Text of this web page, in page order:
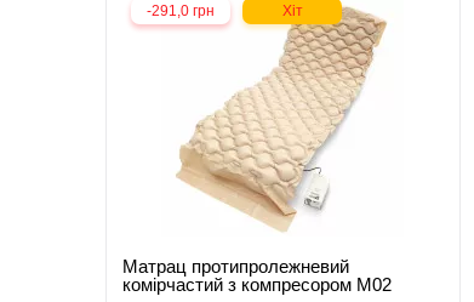
-291,0 грн Хіт
Матрац протипролежневий
комірчастий з компресором М02